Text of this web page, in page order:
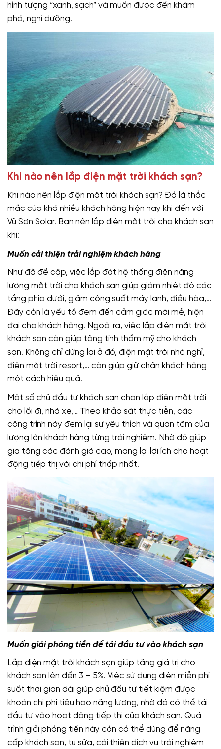
hình tượng “xanh, sạch” và muốn được đến khám
phá, nghỉ dưỡng.
Khi nào nên lắp điện mặt trời khách sạn?
Khi nào nên lắp điện mặt trời khách sạn? Đó là thắc
mắc của khá nhiều khách hàng hiện nay khi đến với
Vũ Sơn Solar. Bạn nên lắp điện mặt trời cho khách sạn
khi:
Muốn cải thiện trải nghiệm khách hàng
Như đã đề cập, việc lắp đặt hệ thống điện năng
lượng mặt trời cho khách sạn giúp giảm nhiệt độ các
tầng phía dưới, giảm công suất máy lạnh, điều hòa,…
Đây còn là yếu tố đem đến cảm giác mới mẻ, hiện
đại cho khách hàng. Ngoài ra, việc lắp điện mặt trời
khách sạn còn giúp tăng tính thẩm mỹ cho khách
sạn. Không chỉ dừng lại ở đó, điện mặt trời nhà nghỉ,
điện mặt trời resort,… còn giúp giữ chân khách hàng
một cách hiệu quả.
Một số chủ đầu tư khách sạn chọn lắp điện mặt trời
cho lối đi, nhà xe,… Theo khảo sát thực tiễn, các
công trình này đem lại sự yêu thích và quan tâm của
lượng lớn khách hàng từng trải nghiệm. Nhờ đó giúp
gia tăng các đánh giá cao, mang lại lợi ích cho hoạt
động tiếp thị với chi phí thấp nhất.
Muốn giải phóng tiền để tái đầu tư vào khách sạn
Lắp điện mặt trời khách sạn giúp tăng giá trị cho
khách sạn lên đến 3 – 5%. Việc sử dụng điện miễn phí
suốt thời gian dài giúp chủ đầu tư tiết kiệm được
khoản chi phí tiêu hao năng lượng, nhờ đó có thể tái
đầu tư vào hoạt động tiếp thị của khách sạn. Quá
trình giải phóng tiền này còn có thể dùng để nâng
cấp khách sạn, tu sửa, cải thiện dịch vụ trải nghiệm